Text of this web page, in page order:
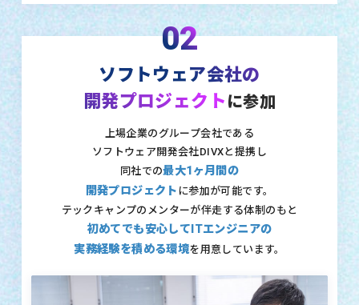
02
ソフトウェア会社の
開発プロジェクト に参加
上場企業のグループ会社である
ソフトウェア開発会社DIVXと提携し
同社での最大1ヶ月間の
開発プロジェクト に参加が可能です。
テックキャンプのメンターが伴走する体制のもと
初めてでも安心してITエンジニアの
実務経験を積める環境を用意しています。